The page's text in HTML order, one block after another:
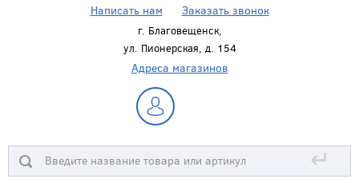
Написать нам Заказать звонок
г. Благовещенск,
ул. Пионерская, д. 154
Адреса магазинов
↵